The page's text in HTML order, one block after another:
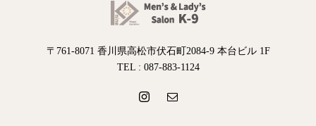
〒761-8071 香川県高松市伏石町2084-9 本台ビル 1F
TEL : 087-883-1124